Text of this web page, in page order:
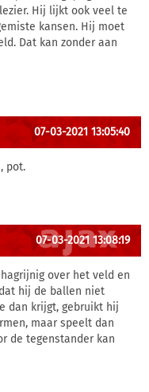
Hij lijkt ook veel te
kansen. Hij moet
Dat kan zonder aan
07-03-2021 13:05:40
pot.
07-03-2021 13:08:19
over het veld en
hij de ballen niet
dan krijgt, gebruikt hij
maar speelt dan
de tegenstander kan